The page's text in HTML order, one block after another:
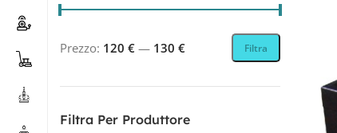
Filtra
Prezzo: 120 € — 130 €
Filtra Per Produttore